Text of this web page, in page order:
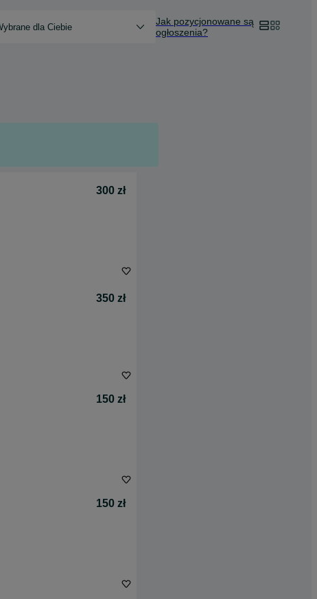
dla Ciebie
Jak pozycjonowane są
ogłoszenia?
300 zł
350 zł
150 zł
150 zł